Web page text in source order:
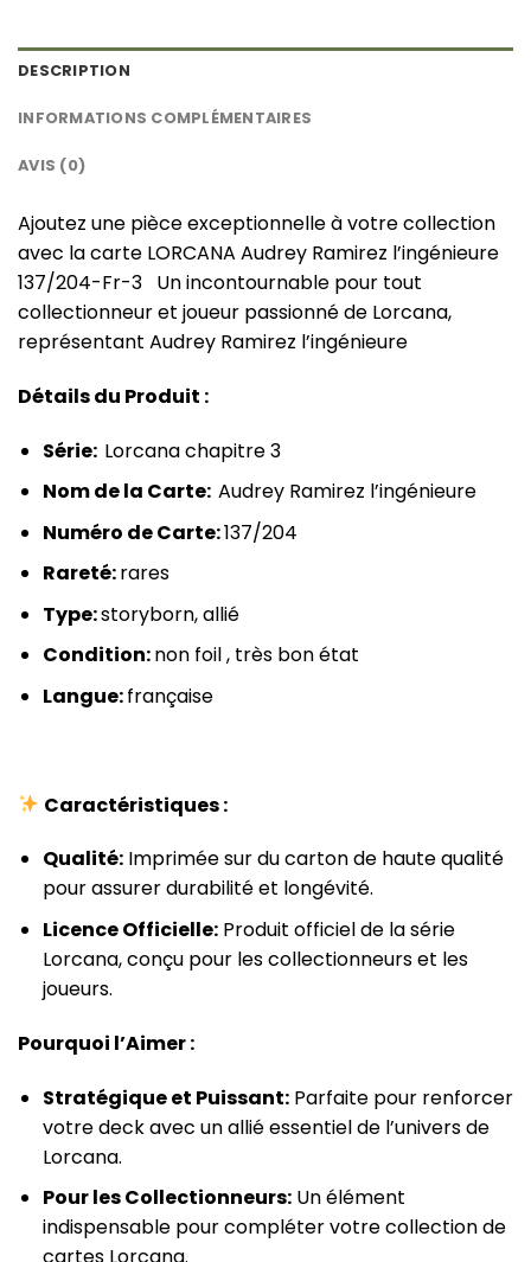
DESCRIPTION
INFORMATIONS COMPLÉMENTAIRES
AVIS (0)
Ajoutez une pièce exceptionnelle à votre collection
avec la carte LORCANA Audrey Ramirez l’ingénieure
137/204-Fr-3 Un incontournable pour tout
collectionneur et joueur passionné de Lorcana,
représentant Audrey Ramirez l’ingénieure
Détails du Produit :
Série: Lorcana chapitre 3
Nom de la Carte: Audrey Ramirez l’ingénieure
Numéro de Carte:137/204
Rareté:rares
Type:storyborn, allié
Condition:non foil , très bon état
Langue:française
Caractéristiques :
Qualité:Imprimée sur du carton de haute qualité
pour assurer durabilité et longévité.
Licence Officielle:Produit officiel de la série
Lorcana, conçu pour les collectionneurs et les
joueurs.
Pourquoi l’Aimer :
Stratégique et Puissant:Parfaite pour renforcer
votre deck avec un allié essentiel de l’univers de
Lorcana.
Pour les Collectionneurs:Un élément
indispensable pour compléter votre collection de